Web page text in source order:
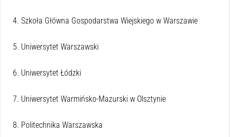
4. Szkoła Główna Gospodarstwa Wiejskiego w Warszawie
5. Uniwersytet Warszawski
6. Uniwersytet Łódzki
7. Uniwersytet Warmińsko-Mazurski w Olsztynie
8. Politechnika Warszawska